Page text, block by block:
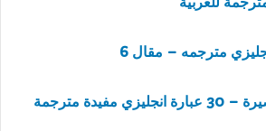
مترجمه – مقال 6
عبارات انجليزية قصيرة – 30 عبارة انجليزي مفيدة مترجمة